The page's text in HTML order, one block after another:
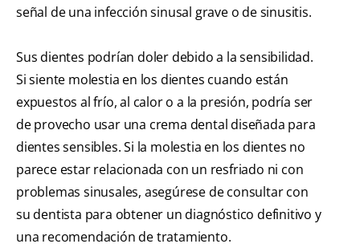
señal de una infección sinusal grave o de sinusitis.
Sus dientes podrían doler debido a la sensibilidad.
Si siente molestia en los dientes cuando están
expuestos al frío, al calor o a la presión, podría ser
de provecho usar una crema dental diseñada para
dientes sensibles. Si la molestia en los dientes no
parece estar relacionada con un resfriado ni con
problemas sinusales, asegúrese de consultar con
su dentista para obtener un diagnóstico definitivo y
una recomendación de tratamiento.